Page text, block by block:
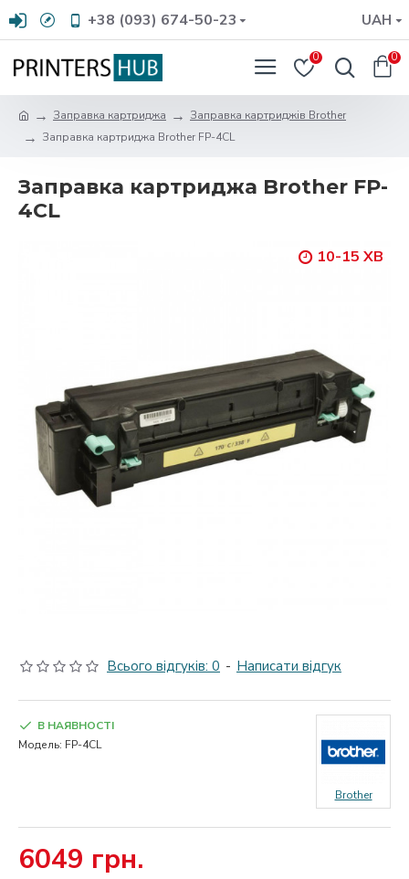
+38 (093) 674-50-23 UAH
0 0
Заправка картриджа
Заправка картриджів Brother
Заправка картриджа Brother FP-4CL
Заправка картриджа Brother FP-
4CL
10-15 ХВ
Всього відгуків: 0 - Написати відгук
6049 грн.
В НАЯВНОСТІ
Модель: FP-4CL
Brother